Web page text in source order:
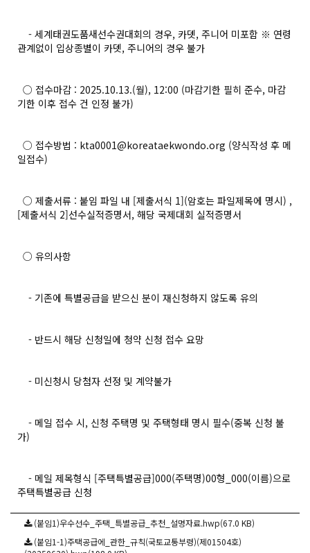
- 세계태권도품새선수권대회의 경우, 카뎃, 주니어 미포함 ※ 연령
관계없이 입상종별이 카뎃, 주니어의 경우 불가
○ 접수마감 : 2025.10.13.(월), 12:00 (마감기한 필히 준수, 마감
기한 이후 접수 건 인정 불가)
○ 접수방법 : kta0001@koreataekwondo.org (양식작성 후 메
일접수)
○ 제출서류 : 붙임 파일 내 [제출서식 1](암호는 파일제목에 명시) ,
[제출서식 2]선수실적증명서, 해당 국제대회 실적증명서
○ 유의사항
- 기존에 특별공급을 받으신 분이 재신청하지 않도록 유의
- 반드시 해당 신청일에 청약 신청 접수 요망
- 미신청시 당첨자 선정 및 계약불가
- 메일 접수 시, 신청 주택명 및 주택형태 명시 필수​(중복 신청 불
가)
- 메일 제목형식 [주택특별공급]000(주택명)00형_000(이름)으로
주택특별공급 신청
(붙임1)우수선수_주택_특별공급_추천_설명자료.hwp(67.0 KB)
(붙임1-1)주택공급에_관한_규칙(국토교통부령)(제01504호)